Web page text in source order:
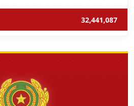
32,441,087